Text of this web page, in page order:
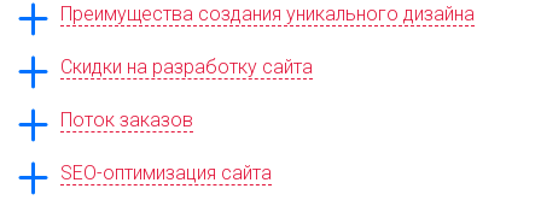
Преимущества создания уникального дизайна
Скидки на разработку сайта
Поток заказов
SEO-оптимизация сайта